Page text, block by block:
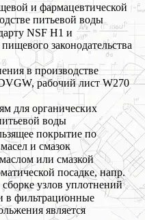
и фармацевтической
питьевой воды
NSF H1 и
законодательства
в производстве
рабочий лист W270
для органических
воды
покрытие по
и смазок
или смазкой
посадке, напр.
узлов уплотнений
в фильтрационные
является